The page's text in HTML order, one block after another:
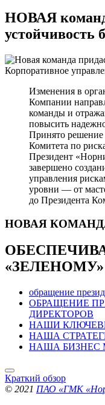
НОВАЯ
устойчивость
Корпоративное
Изменения в
Компании
команды и
повысить
Принято
Комитета по
Президент
завершено
управления
уровни — от
до Президента
НОВАЯ
обращение
ОБРАЩЕНИЕ
ДИРЕКТОРОВ
НАШИ
НАША
НАША БИЗНЕС
Краткий обзор
© 2021 ПАО «ГМК